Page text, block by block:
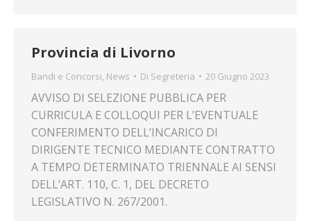
Provincia di Livorno
Bandi e Concorsi, News Di Segreteria 20 Giugno 2023
AVVISO DI SELEZIONE PUBBLICA PER
CURRICULA E COLLOQUI PER L’EVENTUALE
CONFERIMENTO DELL’INCARICO DI
DIRIGENTE TECNICO MEDIANTE CONTRATTO
A TEMPO DETERMINATO TRIENNALE AI SENSI
DELL’ART. 110, C. 1, DEL DECRETO
LEGISLATIVO N. 267/2001.